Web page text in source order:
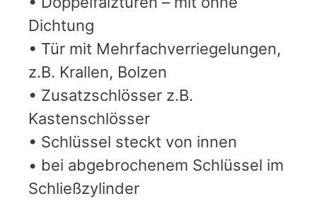
Dichtung
• Tür mit Mehrfachverriegelungen,
z.B. Krallen, Bolzen
• Zusatzschlösser z.B.
Kastenschlösser
• Schlüssel steckt von innen
• bei abgebrochenem Schlüssel im
Schließzylinder